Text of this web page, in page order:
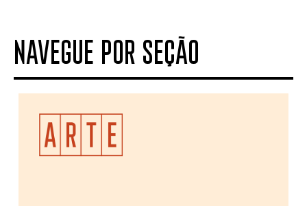
NAVEGUE POR SEÇÃO